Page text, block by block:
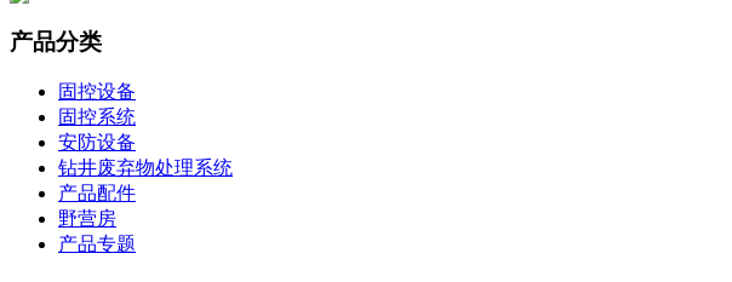
产品分类
固控设备
固控系统
安防设备
钻井废弃物处理系统
产品配件
野营房
产品专题